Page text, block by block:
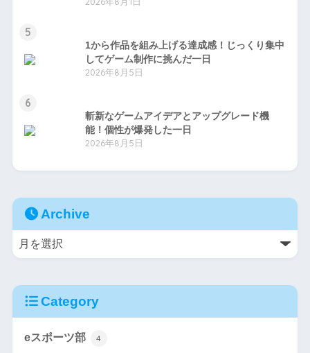
5
1から作品を組み上げる達成感！じっくり集中
してゲーム制作に挑んだ一日
2026年8月5日
6
斬新なゲームアイデアとアップグレード機
能！個性が爆発した一日
2026年8月5日
Archive
Category
eスポーツ部 4